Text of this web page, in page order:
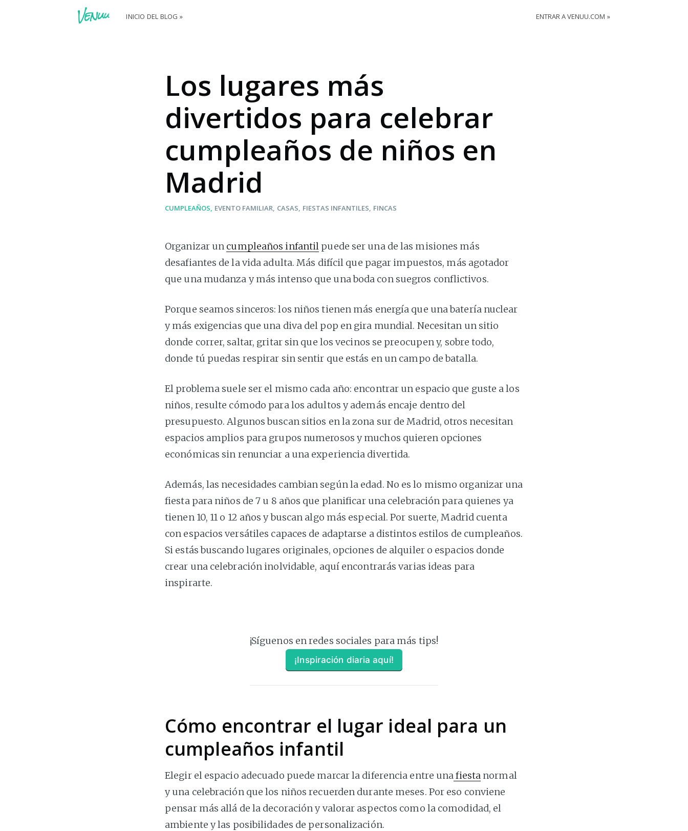
INICIO DEL BLOG » ENTRAR A VENUU.COM
Los lugares más
divertidos para celebrar
cumpleaños de niños en
Madrid
CUMPLEAÑOS EVENTO FAMILIAR CASAS FIESTAS INFANTILES FINCAS
Organizar un cumpleaños infantil puede ser una de las misiones más
desafiantes de la vida adulta. Más difícil que pagar impuestos, más agotador
que una mudanza y más intenso que una boda con suegros conflictivos.
Porque seamos sinceros: los niños tienen más energía que una batería nuclear
y más exigencias que una diva del pop en gira mundial. Necesitan un sitio
donde correr, saltar, gritar sin que los vecinos se preocupen y, sobre todo,
donde tú puedas respirar sin sentir que estás en un campo de batalla.
El problema suele ser el mismo cada año: encontrar un espacio que guste a los
niños, resulte cómodo para los adultos y además encaje dentro del
presupuesto. Algunos buscan sitios en la zona sur de Madrid, otros necesitan
espacios amplios para grupos numerosos y muchos quieren opciones
económicas sin renunciar a una experiencia divertida.
Además, las necesidades cambian según la edad. No es lo mismo organizar una
fiesta para niños de 7 u 8 años que planificar una celebración para quienes ya
tienen 10, 11 o 12 años y buscan algo más especial. Por suerte, Madrid cuenta
con espacios versátiles capaces de adaptarse a distintos estilos de cumpleaños.
Si estás buscando lugares originales, opciones de alquiler o espacios donde
crear una celebración inolvidable, aquí encontrarás varias ideas para
inspirarte.
¡Síguenos en redes sociales para más tips!
¡Inspiración diaria aquí!
Cómo encontrar el lugar ideal para un
cumpleaños infantil
Elegir el espacio adecuado puede marcar la diferencia entre unafiesta normal
y una celebración que los niños recuerden durante meses. Por eso conviene
pensar más allá de la decoración y valorar aspectos como la comodidad, el
ambiente y las posibilidades de personalización.